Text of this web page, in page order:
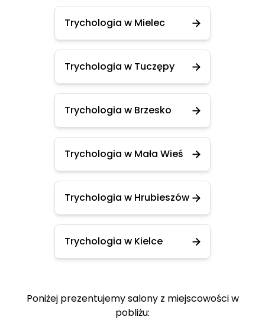
Trychologia w Mielec
Trychologia w Tuczępy
Trychologia w Brzesko
Trychologia w Mała Wieś
Trychologia w Hrubieszów
Trychologia w Kielce
Poniżej prezentujemy salony z miejscowości w
pobliżu: